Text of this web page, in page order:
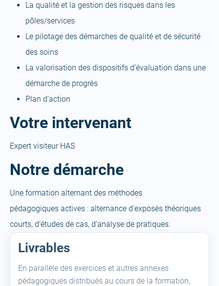
La qualité et la gestion des risques dans les
pôles/services
Le pilotage des démarches de qualité et de sécurité
des soins
La valorisation des dispositifs d’évaluation dans une
démarche de progrès
Plan d’action
Votre intervenant
Expert visiteur HAS
Notre démarche
Une formation alternant des méthodes
pédagogiques actives : alternance d’exposés théoriques
courts, d’études de cas, d’analyse de pratiques.
Livrables
En parallèle des exercices et autres annexes
pédagogiques distribués au cours de la formation,